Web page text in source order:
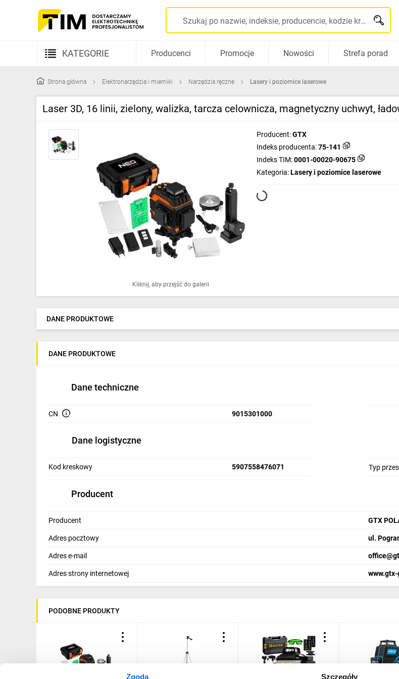
Zgoda Szczegóły
Szukaj po nazwie, indeksie, producencie, kodzie kreskowym...
KATEGORIE
Kable i przewody
Rozdzielnice i obudowy
Elementy prowadzenia kabli
Oprawy oświetleniowe
Ogrzewanie
Elektronarzędzia i mierniki
Dom i ogród
Klimatyzacja
Budowa i Remont
Elektronika
Smart home
Wentylacja i rekuperacja
Producenci Promocje Nowości Strefa porad
Strona główna Elektronarzędzia i mierniki Narzędzia ręczne Lasery i poziomice laserowe
Laser 3D, 16 linii, zielony, walizka, tarcza celownicza, magnetyczny uchwyt,
Kliknij, aby przejść do galerii
Producent:GTX
Indeks producenta:75-141
Indeks TIM:0001-00020-90675
Kategoria:Lasery i poziomice laserowe
DANE PRODUKTOWE
DANE PRODUKTOWE
Dane techniczne
CN 9015301000
Dane logistyczne
Kod kreskowy 5907558476071 Typ
Producent
Producent GTX
Adres pocztowy ul.
Adres e-mail
Adres strony internetowej
PODOBNE PRODUKTY